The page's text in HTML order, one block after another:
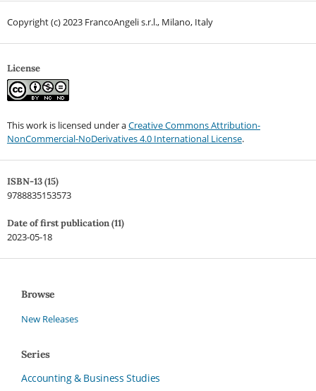
Copyright (c) 2023 FrancoAngeli s.r.l., Milano, Italy
License
This work is licensed under aCreative Commons Attribution-
NonCommercial-NoDerivatives 4.0 International License.
ISBN-13 (15)
9788835153573
Date of first publication (11)
2023-05-18
Browse
New Releases
Series
Accounting & Business Studies